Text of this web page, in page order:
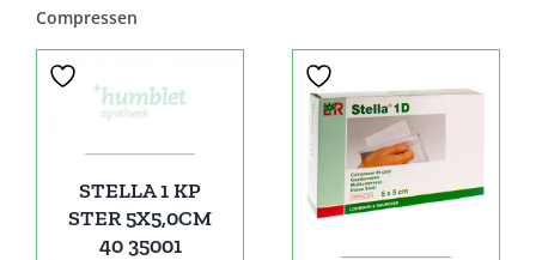
Compressen
STELLA 1 KP
STER 5X5,0CM
40 35001